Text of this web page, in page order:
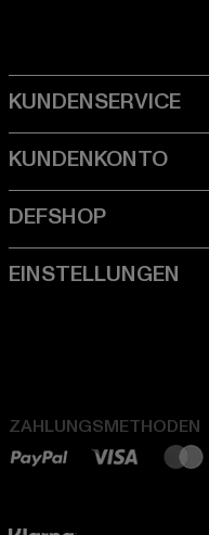
ZAHLUNGSMETHODEN